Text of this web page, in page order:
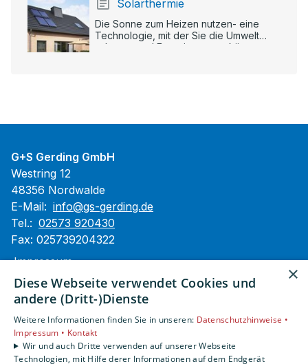
Solarthermie
Die Sonne zum Heizen nutzen- eine
Technologie, mit der Sie die Umwelt
schonen und Energie sparen können.
G+S Gerding GmbH
Westring 12
48356 Nordwalde
E-Mail: info@gs-gerding.de
Tel.: 02573 920430
Fax: 025739204322
Impressum
Barrierefreiheitserklärung
Datenschutzerklärung
Unsere Bereiche
Privatkunden
×
Diese Webseite verwendet Cookies und
andere (Dritt-)Dienste
Weitere Informationen finden Sie in unseren: Datenschutzhinweise •
Impressum • Kontakt
Wir und auch Dritte verwenden auf unserer Webseite
Technologien, mit Hilfe derer Informationen auf dem Endgerät